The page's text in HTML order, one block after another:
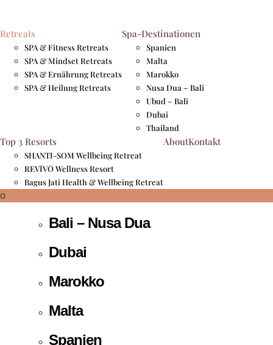
Spa & Fitness
Spa & Mindset
Spa & Ernährung
Spa & Heilung
Destinationen
Bali – Ubud
Bali – Nusa Dua
Dubai
Marokko
Malta
Spanien
Retreats
SPA & Fitness Retreats
SPA & Mindset Retreats
SPA & Ernährung Retreats
SPA & Heilung Retreats
Spa-Destinationen
Spanien
Malta
Marokko
Nusa Dua – Bali
Ubud – Bali
Dubai
Thailand
Top 3 Resorts
SHANTI-SOM Wellbeing Retreat
REVĪVŌ Wellness Resort
Bagus Jati Health & Wellbeing Retreat
AboutKontakt
0